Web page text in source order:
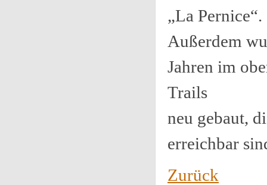
„La Pernice“.
Außerdem
Jahren im
Trails
neu gebaut,
erreichbar
Zurück